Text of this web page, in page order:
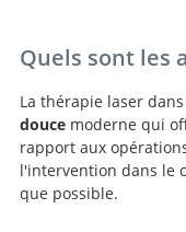
Quels sont les
La thérapie laser
doucemoderne qui
rapport aux
l'intervention dans le
que possible.